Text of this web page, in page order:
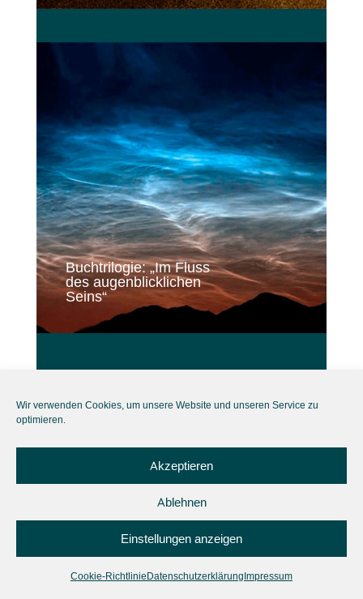
Wir verwenden Cookies, um unsere Website und unseren Service zu
optimieren.
Akzeptieren
Ablehnen
Einstellungen anzeigen
Cookie-RichtlinieDatenschutzerklärungImpressum
Buchtrilogie: „Im Fluss
des augenblicklichen
Seins“